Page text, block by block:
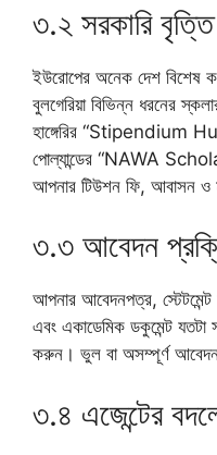
৩.২ সরকারি
ইউরোপের অনেক দেশ বিশেষ
বুলগেরিয়া বিভিন্ন ধরনের
হাঙ্গেরির “Stipendium
পোল্যান্ডের “NAWA
আপনার টিউশন ফি, আবাসন ও
৩.৩ আবেদন
আপনার আবেদনপত্র,
এবং একাডেমিক ডকুমেন্ট
করুন। ভুল বা অসম্পূর্ণ আবেদন
৩.৪ এজেন্টের